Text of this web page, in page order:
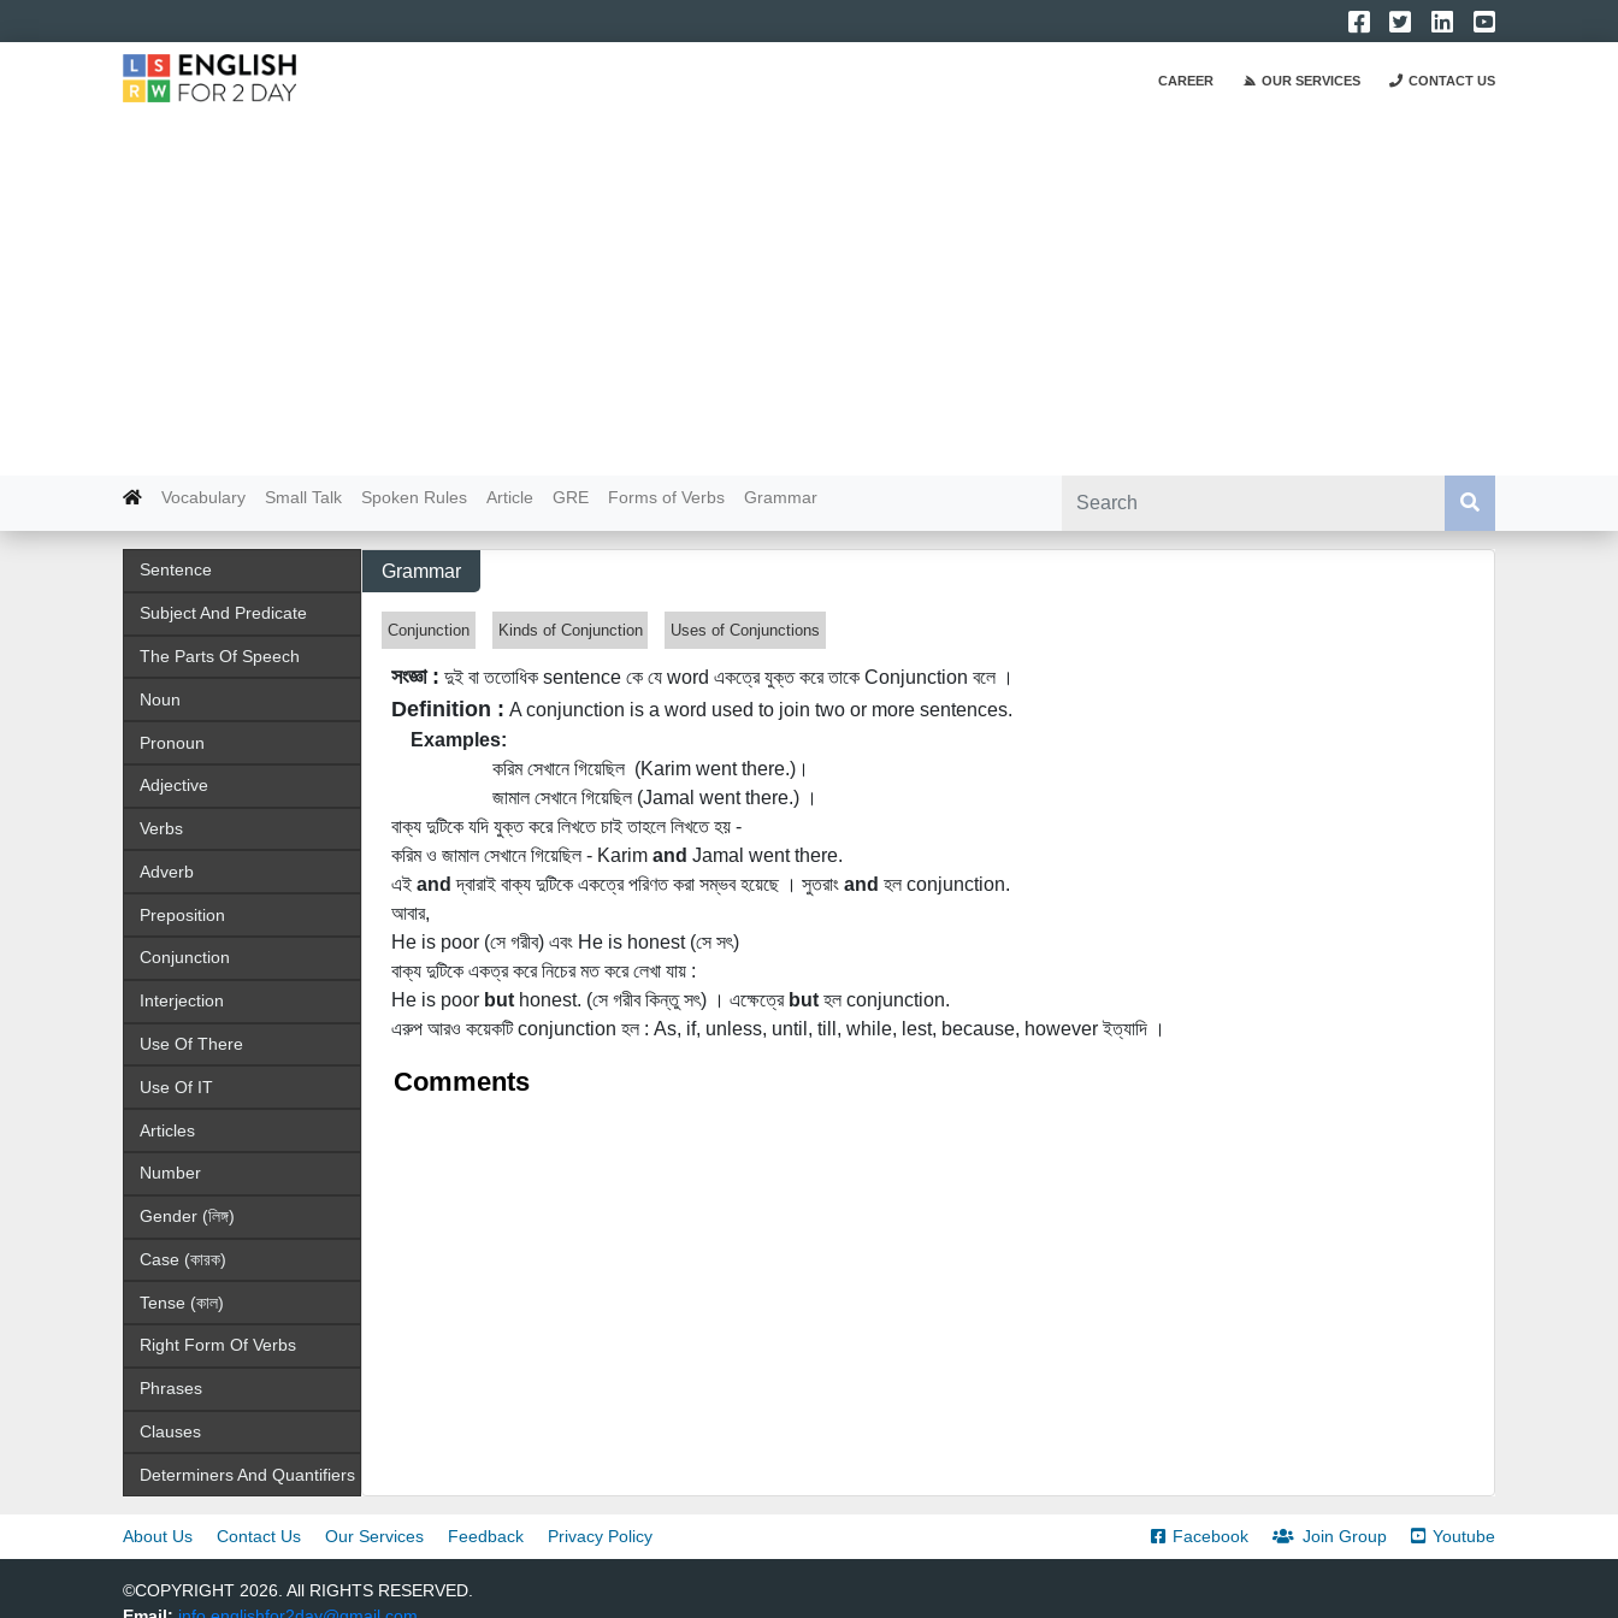
CAREER OUR SERVICES CONTACT US
Vocabulary Small Talk Spoken Rules Article GRE Forms of Verbs Grammar
Sentence
Subject And Predicate
The Parts Of Speech
Noun
Pronoun
Adjective
Verbs
Adverb
Preposition
Conjunction
Interjection
Use Of There
Use Of IT
Articles
Number
Gender (লিঙ্গ)
Case (কারক)
Tense (কাল)
Right Form Of Verbs
Phrases
Clauses
Determiners And Quantifiers
Grammar
Conjunction Kinds of Conjunction Uses of Conjunctions
সংজ্ঞা : দুই বা ততোধিক sentence কে যে word একত্রে যুক্ত করে তাকে Conjunction বলে ।
Definition : A conjunction is a word used to join two or more sentences.
Examples:
করিম সেখানে গিয়েছিল (Karim went there.)।
জামাল সেখানে গিয়েছিল (Jamal went there.) ।
বাক্য দুটিকে যদি যুক্ত করে লিখতে চাই তাহলে লিখতে হয় -
করিম ও জামাল সেখানে গিয়েছিল - KarimandJamal went there.
এইandদ্বারাই বাক্য দুটিকে একত্রে পরিণত করা সম্ভব হয়েছে । সুতরাংandহল conjunction.
আবার,
He is poor (সে গরীব) এবং He is honest (সে সৎ)
বাক্য দুটিকে একত্র করে নিচের মত করে লেখা যায় :
He is poor but honest. (সে গরীব কিন্তু সৎ) । এক্ষেত্রে but হল conjunction.
এরুপ আরও কয়েকটি conjunction হল : As, if, unless, until, till, while, lest, because, however ইত্যাদি ।
Comments
About Us Contact Us Our Services Feedback Privacy Policy Facebook Join Group Youtube
©COPYRIGHT 2026. All RIGHTS RESERVED.